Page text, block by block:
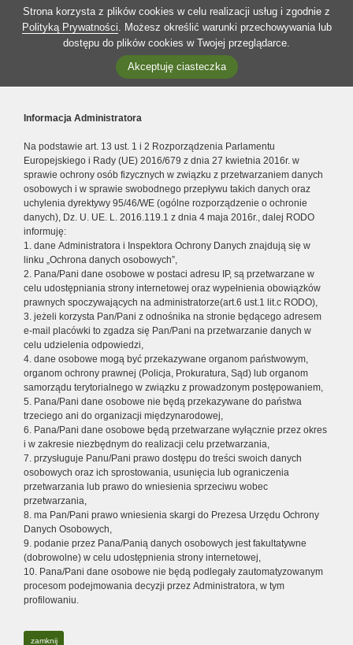
Strona korzysta z plików cookies w celu realizacji usług i zgodnie z
Polityką Prywatności. Możesz określić warunki przechowywania lub
dostępu do plików cookies w Twojej przeglądarce.
Akceptuję ciasteczka
Informacja Administratora
Na podstawie art. 13 ust. 1 i 2 Rozporządzenia Parlamentu
Europejskiego i Rady (UE) 2016/679 z dnia 27 kwietnia 2016r. w
sprawie ochrony osób fizycznych w związku z przetwarzaniem danych
osobowych i w sprawie swobodnego przepływu takich danych oraz
uchylenia dyrektywy 95/46/WE (ogólne rozporządzenie o ochronie
danych), Dz. U. UE. L. 2016.119.1 z dnia 4 maja 2016r., dalej RODO
informuję:
1. dane Administratora i Inspektora Ochrony Danych znajdują się w
linku „Ochrona danych osobowych”,
2. Pana/Pani dane osobowe w postaci adresu IP, są przetwarzane w
celu udostępniania strony internetowej oraz wypełnienia obowiązków
prawnych spoczywających na administratorze(art.6 ust.1 lit.c RODO),
3. jeżeli korzysta Pan/Pani z odnośnika na stronie będącego adresem
e-mail placówki to zgadza się Pan/Pani na przetwarzanie danych w
celu udzielenia odpowiedzi,
4. dane osobowe mogą być przekazywane organom państwowym,
organom ochrony prawnej (Policja, Prokuratura, Sąd) lub organom
samorządu terytorialnego w związku z prowadzonym postępowaniem,
5. Pana/Pani dane osobowe nie będą przekazywane do państwa
trzeciego ani do organizacji międzynarodowej,
6. Pana/Pani dane osobowe będą przetwarzane wyłącznie przez okres
i w zakresie niezbędnym do realizacji celu przetwarzania,
7. przysługuje Panu/Pani prawo dostępu do treści swoich danych
osobowych oraz ich sprostowania, usunięcia lub ograniczenia
przetwarzania lub prawo do wniesienia sprzeciwu wobec
przetwarzania,
8. ma Pan/Pani prawo wniesienia skargi do Prezesa Urzędu Ochrony
Danych Osobowych,
9. podanie przez Pana/Panią danych osobowych jest fakultatywne
(dobrowolne) w celu udostępnienia strony internetowej,
10. Pana/Pani dane osobowe nie będą podlegały zautomatyzowanym
procesom podejmowania decyzji przez Administratora, w tym
profilowaniu.
zamknij